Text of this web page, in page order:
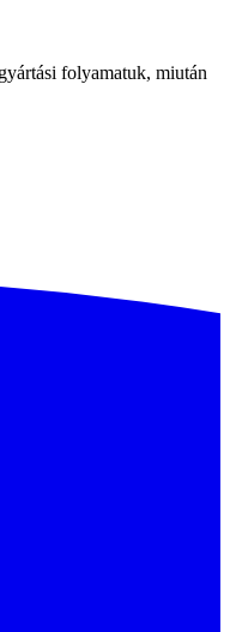
folyamatuk, miután